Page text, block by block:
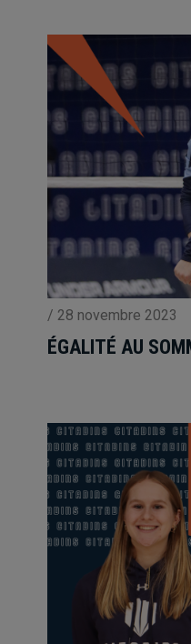
/ 28 novembre 2023
ÉGALITÉ AU